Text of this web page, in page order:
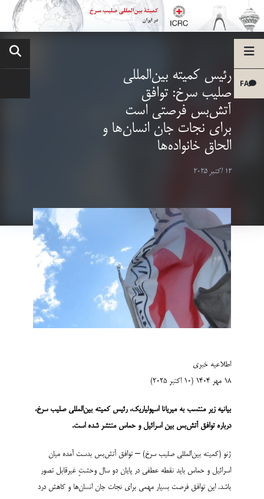
FA
رئیس کمیته بین‌المللی
صلیب سرخ: توافق
آتش‌بس فرصتی است
برای نجات جان‌ انسان‌ها و
الحاق خانواده‌ها
12 اکتبر 2025
اطلاعیه خبری
18 مهر ۱۴۰۴ (10 اکتبر 2025)
بیانیه زیر منتسب به میریانا اسپولیاریک، رئیس کمیته بین‌المللی صلیب سرخ،
درباره توافق آتش‌بس بین اسرائیل و حماس منتشر شده است.
ژنو (کمیته بین‌المللی صلیب سرخ) – توافق آتش‌بس بدست آمده میان
اسرائیل و حماس باید نقطه عطفی در پایان دو سال وحشتِ غیرقابل تصور
باشد. این توافق فرصت بسیار مهمی برای نجات جان‌ انسان­‌ها و کاهش درد